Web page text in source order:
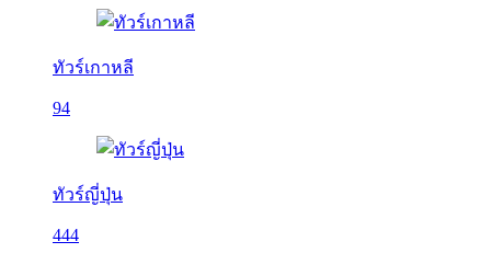
ทัวร์เกาหลี
94
ทัวร์ญี่ปุ่น
444